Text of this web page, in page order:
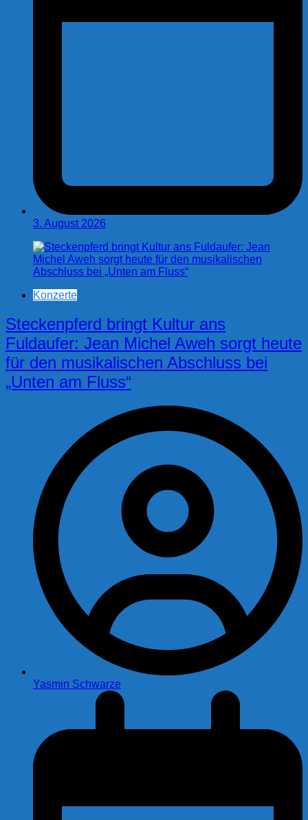
3. August 2026
Konzerte
Steckenpferd bringt Kultur ans
Fuldaufer: Jean Michel Aweh sorgt heute
für den musikalischen Abschluss bei
„Unten am Fluss“
Yasmin Schwarze